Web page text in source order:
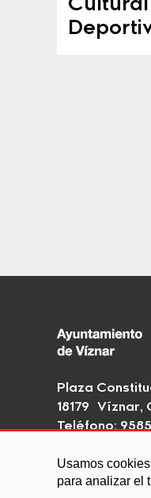
Usamos
para analizar el
Plaza
18179 Víznar,
Teléfono: